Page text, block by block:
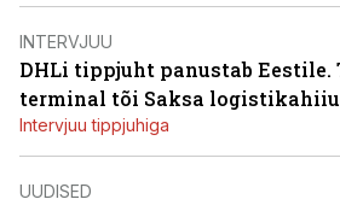
INTERVJUU
DHLi tippjuht panustab Eestile.
terminal tõi Saksa
Intervjuu tippjuhiga
UUDISED